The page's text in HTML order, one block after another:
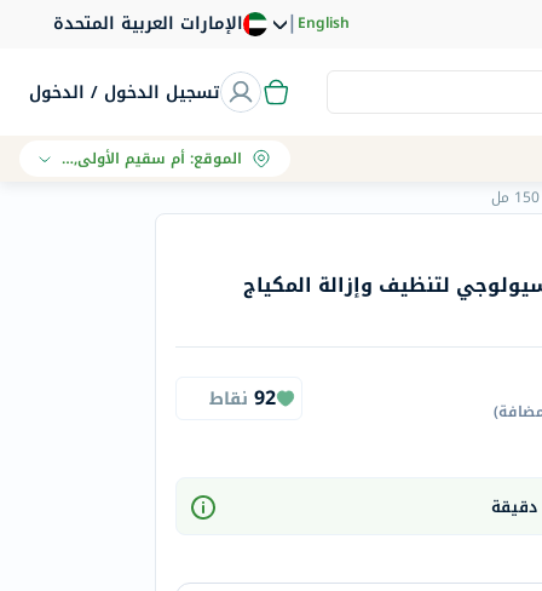
الإمارات العربية المتحدة |English
تسجيل الدخول / الدخول
الموقع:أم سقيم الأولى, دبي
لتنظيف وإزالة المكياج
)
92 نقاط